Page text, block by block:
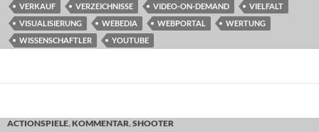
VERKAUF
VERZEICHNISSE VIDEO-ON-DEMAND
VIELFALT
VISUALISIERUNG
WEBEDIA WEBPORTAL
WERTUNG
WISSENSCHAFTLER
YOUTUBE
ACTIONSPIELE, KOMMENTAR, SHOOTER